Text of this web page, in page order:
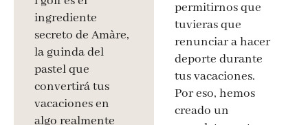
permitirnos que
tuvieras que
renunciar a hacer
deporte durante
tus vacaciones.
Por eso, hemos
creado un
ingrediente
secreto de Amàre,
la guinda del
pastel que
convertirá tus
vacaciones en
algo realmente